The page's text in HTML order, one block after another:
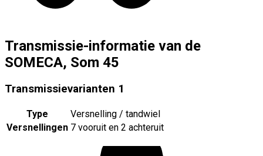
Transmissie-informatie van de
SOMECA, Som 45
Transmissievarianten 1
Type
Versnelling / tandwiel
Versnellingen 7 vooruit en 2 achteruit